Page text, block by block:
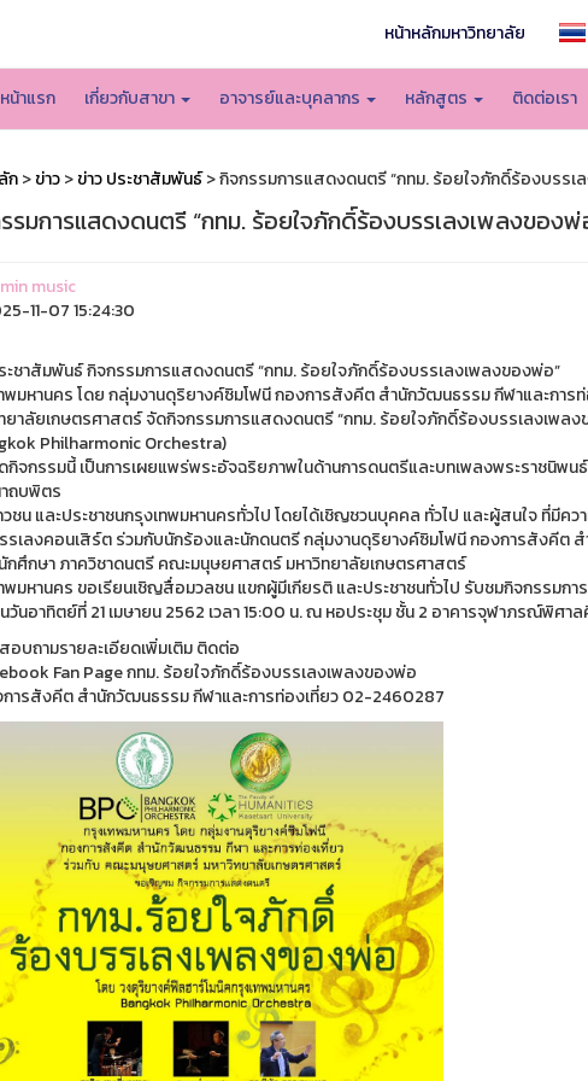
หน้าหลักมหาวิทยาลัย
หน้าแรก เกี่ยวกับสาขา อาจารย์และบุคลากร หลักสูตร ติดต่อเรา
ก>ข่าว>ข่าว ประชาสัมพันธ์> กิจกรรมการแสดงดนตรี “กทม. ร้อยใจภักดิ์ร้องบรรเ
รมการแสดงดนตรี “กทม. ร้อยใจภักดิ์ร้องบรรเลงเพลงของพ่
music
11-07 15:24:30
ะชาสัมพันธ์ กิจกรรมการแสดงดนตรี “กทม. ร้อยใจภักดิ์ร้องบรรเลงเพลงของพ่อ”
พมหานคร โดย กลุ่มงานดุริยางค์ซิมโฟนี กองการสังคีต สำนักวัฒนธรรม กีฬาและกา
ยาลัยเกษตรศาสตร์ จัดกิจกรรมการแสดงดนตรี “กทม. ร้อยใจภักดิ์ร้องบรรเลงเพล
Philharmonic Orchestra)
กิจกรรมนี้ เป็นการเผยแพร่พระอัจฉริยภาพในด้านการดนตรีและบทเพลงพระราชนิพ
ถบพิตร
วชน และประชาชนกรุงเทพมหานครทั่วไป โดยได้เชิญชวนบุคคล ทั่วไป และผู้สนใจ ที่มี
รเลงคอนเสิร์ต ร่วมกับนักร้องและนักดนตรี กลุ่มงานดุริยางค์ซิมโฟนี กองการสังคีต
กศึกษา ภาควิชาดนตรี คณะมนุษยศาสตร์ มหาวิทยาลัยเกษตรศาสตร์
พมหานคร ขอเรียนเชิญสื่อมวลชน แขกผู้มีเกียรติ และประชาชนทั่วไป รับชมกิจกรรม
วันอาทิตย์ที่ 21 เมษายน 2562 เวลา 15:00 น. ณ หอประชุม ชั้น 2 อาคารจุฬาภรณ์พิ
อบถามรายละเอียดเพิ่มเติม ติดต่อ
Fan Page กทม. ร้อยใจภักดิ์ร้องบรรเลงเพลงของพ่อ
ารสังคีต สำนักวัฒนธรรม กีฬาและการท่องเที่ยว 02-2460287